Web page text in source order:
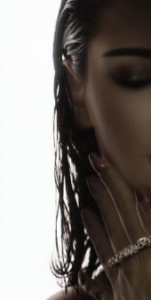
Сребърен пръстен с
от Sw® SP646